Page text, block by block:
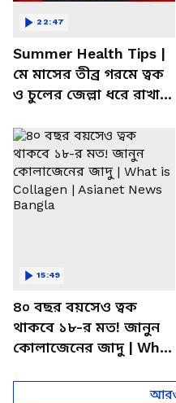
Summer Health Tips |
মে মাসের তীব্র গরমে ত্বক
ও চুলের জেল্লা ধরে রাখার
22:47
৪০ বছর বয়সেও ত্বক
থাকবে ১৮-র মত! জানুন
কোলাজেনের জাদু | What
15:49